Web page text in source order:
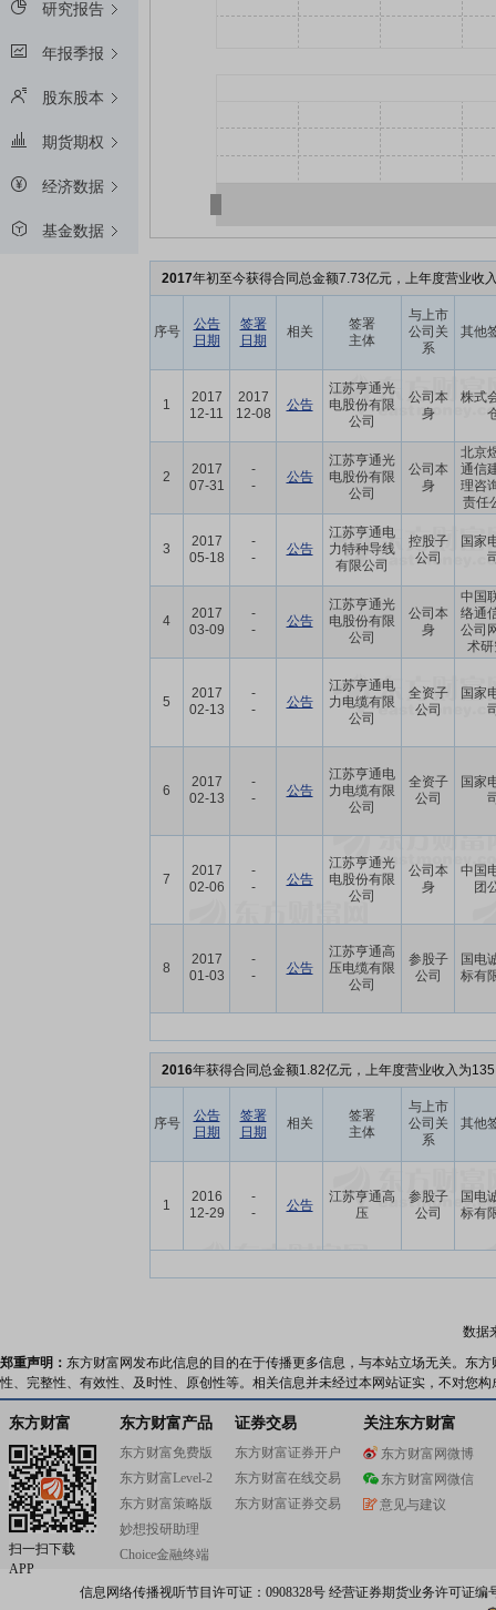
研究报告
年报季报
股东股本
期货期权
经济数据
基金数据
2017年初至今获得合同总金额7.73亿元，上年度营业收
序号
公告
日期
签署
日期
相关
签署
主体
与上市
公司关
系
其他
1
2017
12-11
2017
12-08
公告
江苏亨通光
电股份有限
公司
公司本
身
株式
2
2017
07-31
-
-
公告
江苏亨通光
电股份有限
公司
公司本
身
北京
通信
理咨
责任
3
2017
05-18
-
-
公告
江苏亨通电
力特种导线
有限公司
控股子
公司
国家
4
2017
03-09
-
-
公告
江苏亨通光
电股份有限
公司
公司本
身
中国
络通
公司
术
5
2017
02-13
-
-
公告
江苏亨通电
力电缆有限
公司
全资子
公司
国家
6
2017
02-13
-
-
公告
江苏亨通电
力电缆有限
公司
全资子
公司
国家
7
2017
02-06
-
-
公告
江苏亨通光
电股份有限
公司
公司本
身
中国
团
8
2017
01-03
-
-
公告
江苏亨通高
压电缆有限
公司
参股子
公司
国电
标有
2016年获得合同总金额1.82亿元，上年度营业收入为
序号
公告
日期
签署
日期
相关
签署
主体
与上市
公司关
系
其他
1
2016
12-29
-
-
公告
江苏亨通高
压
参股子
公司
国电
标有
数据
郑重声明： 东方财富网发布此信息的目的在于传播更多信息，与本站立场无关。东
性、完整性、有效性、及时性、原创性等。相关信息并未经过本网站证实，不对您
东方财富
扫一扫下载
APP
东方财富产品
东方财富免费版
东方财富Level-2
东方财富策略版
妙想投研助理
Choice金融终端
证券交易
东方财富证券开户
东方财富在线交易
东方财富证券交易
关注东方财富
东方财富网微博
东方财富网微信
意见与建议
信息网络传播视听节目许可证：0908328号 经营证券期货业务许可证编